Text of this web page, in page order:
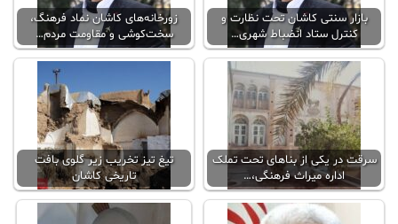
بازار سنتی کاشان تحت نظارت و
کنترل ستاد انضباط شهری…
زورخانه‌های کاشان نماد فرهنگ،
سخت‌کوشی و مقاومت مردم…
سرقت در یکی از بناهای تحت تملک
اداره میراث فرهنگی،…
تیغ تیز تخریب زیر گلوی بافت
تاریخی کاشان